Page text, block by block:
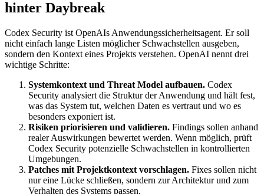
hinter Daybreak
Codex Security ist OpenAIs Anwendungssicherheitsagent. Er soll
nicht einfach lange Listen möglicher Schwachstellen ausgeben,
sondern den Kontext eines Projekts verstehen. OpenAI nennt drei
wichtige Schritte:
Systemkontext und Threat Model aufbauen. Codex
Security analysiert die Struktur der Anwendung und hält fest,
was das System tut, welchen Daten es vertraut und wo es
besonders exponiert ist.
Risiken priorisieren und validieren. Findings sollen anhand
realer Auswirkungen bewertet werden. Wenn möglich, prüft
Codex Security potenzielle Schwachstellen in kontrollierten
Umgebungen.
Patches mit Projektkontext vorschlagen. Fixes sollen nicht
nur eine Lücke schließen, sondern zur Architektur und zum
Verhalten des Systems passen.